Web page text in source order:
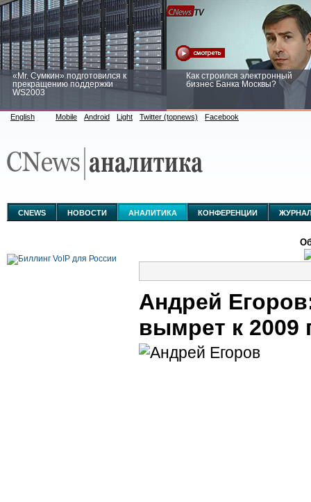
«Mr. Сумкин» подготовился к
прекращению поддержки
WS2003
Как строился электронный
бизнес Банка Москвы?
аналитике
English Mobile Android Light Twitter (topnews) Facebook
CNEWS НОВОСТИ АНАЛИТИКА КОНФЕРЕНЦИИ
Андрей
вымрет к 2009